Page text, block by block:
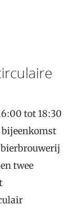
tot 18:30
bijeenkomst
bierbrouwerij
twee